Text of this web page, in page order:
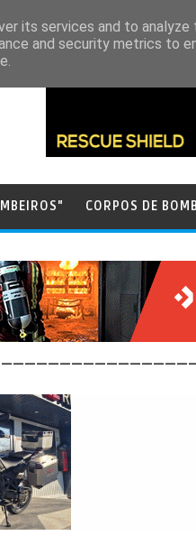
CORPOS DE
its services and to analyze
and security metrics to